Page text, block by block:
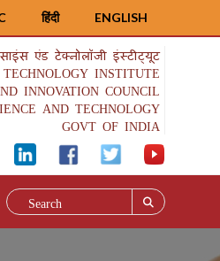
ENGLISH
हिंदी
एंड टेक्नोलॉजी इंस्टीट्यूट
INSTITUTE
INNOVATION COUNCIL
AND TECHNOLOGY
GOVT OF INDIA